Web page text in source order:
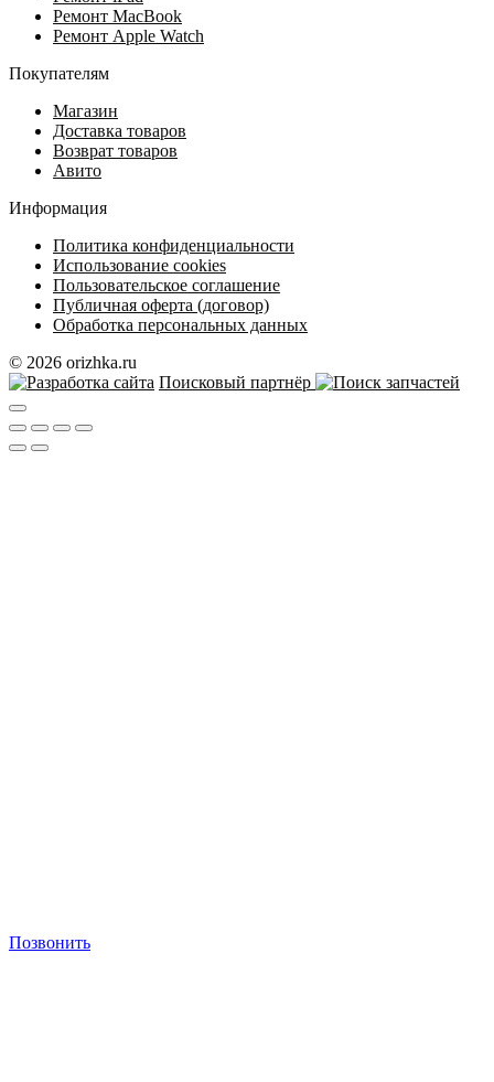
Ремонт MacBook
Ремонт Apple Watch
Покупателям
Магазин
Доставка товаров
Возврат товаров
Авито
Информация
Политика конфиденциальности
Использование cookies
Пользовательское соглашение
Публичная оферта (договор)
Обработка персональных данных
© 2026 orizhka.ru
Поисковый партнёр
Позвонить